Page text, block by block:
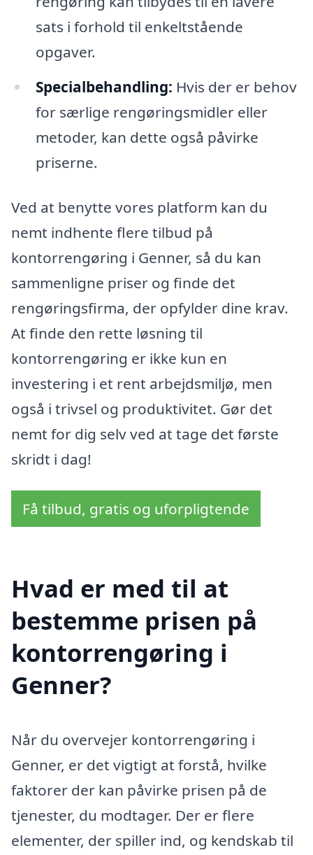
sats i forhold til enkeltstående
opgaver.
Specialbehandling: Hvis der er behov
for særlige rengøringsmidler eller
metoder, kan dette også påvirke
priserne.
Ved at benytte vores platform kan du
nemt indhente flere tilbud på
kontorrengøring i Genner, så du kan
sammenligne priser og finde det
rengøringsfirma, der opfylder dine krav.
At finde den rette løsning til
kontorrengøring er ikke kun en
investering i et rent arbejdsmiljø, men
også i trivsel og produktivitet. Gør det
nemt for dig selv ved at tage det første
skridt i dag!
Få tilbud, gratis og uforpligtende
Hvad er med til at
bestemme prisen på
kontorrengøring i
Genner?
Når du overvejer kontorrengøring i
Genner, er det vigtigt at forstå, hvilke
faktorer der kan påvirke prisen på de
tjenester, du modtager. Der er flere
elementer, der spiller ind, og kendskab til